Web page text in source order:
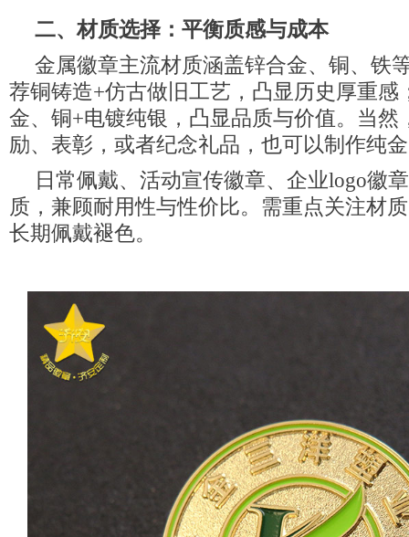
二、材质选择：平衡质感与成本
金属徽章主流材质涵盖锌合金、铜、铁
荐铜铸造+仿古做旧工艺，凸显历史厚重感
金、铜+电镀纯银，凸显品质与价值。当然
励、表彰，或者纪念礼品，也可以制作纯
日常佩戴、活动宣传徽章、企业logo徽
质，兼顾耐用性与性价比。需重点关注材
长期佩戴褪色。